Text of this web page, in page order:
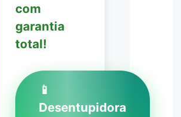
com
garantia
total!
📱
Desentupidora